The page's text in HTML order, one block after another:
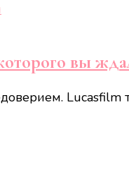
вы
Lucasfilm